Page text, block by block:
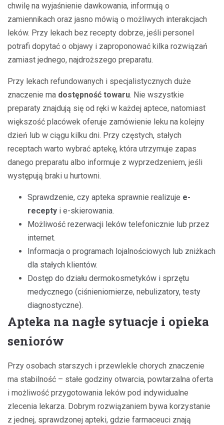
chwilę na wyjaśnienie dawkowania, informują o
zamiennikach oraz jasno mówią o możliwych interakcjach
leków. Przy lekach bez recepty dobrze, jeśli personel
potrafi dopytać o objawy i zaproponować kilka rozwiązań
zamiast jednego, najdroższego preparatu.
Przy lekach refundowanych i specjalistycznych duże
znaczenie ma dostępność towaru. Nie wszystkie
preparaty znajdują się od ręki w każdej aptece, natomiast
większość placówek oferuje zamówienie leku na kolejny
dzień lub w ciągu kilku dni. Przy częstych, stałych
receptach warto wybrać aptekę, która utrzymuje zapas
danego preparatu albo informuje z wyprzedzeniem, jeśli
występują braki u hurtowni.
Sprawdzenie, czy apteka sprawnie realizuje e-
recepty i e-skierowania.
Możliwość rezerwacji leków telefonicznie lub przez
internet.
Informacja o programach lojalnościowych lub zniżkach
dla stałych klientów.
Dostęp do działu dermokosmetyków i sprzętu
medycznego (ciśnieniomierze, nebulizatory, testy
diagnostyczne).
Apteka na nagłe sytuacje i opieka
seniorów
Przy osobach starszych i przewlekle chorych znaczenie
ma stabilność – stałe godziny otwarcia, powtarzalna oferta
i możliwość przygotowania leków pod indywidualne
zlecenia lekarza. Dobrym rozwiązaniem bywa korzystanie
z jednej, sprawdzonej apteki, gdzie farmaceuci znają